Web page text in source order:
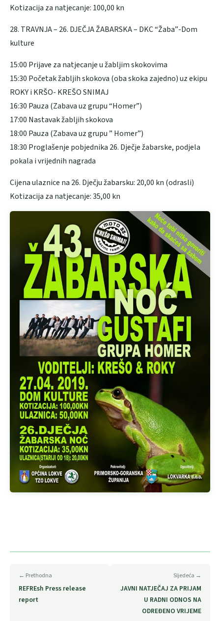
Kotizacija za natjecanje: 100,00 kn
28. TRAVNJA – 26. DJEČJA ŽABARSKA – DKC “Žaba”-Dom
kulture
15:00 Prijave za natjecanje u žabljim skokovima
15:30 Početak žabljih skokova (oba skoka zajedno) uz ekipu
ROKY i KRŠO- KREŠO SNIMAJ
16:30 Pauza (Zabava uz grupu “Homer”)
17:00 Nastavak žabljih skokova
18:00 Pauza (Zabava uz grupu ” Homer”)
18:30 Proglašenje pobjednika 26. Dječje žabarske, podjela
pokala i vrijednih nagrada
Cijena ulaznice na 26. Dječju žabarsku: 20,00 kn (odrasli)
Kotizacija za natjecanje: 35,00 kn
← Prethodna
REFREsh Press release
report
Sljedeća →
JAVNI NATJEČAJ ZA PRIJAM
U RADNI ODNOS NA
ODREĐENO VRIJEME